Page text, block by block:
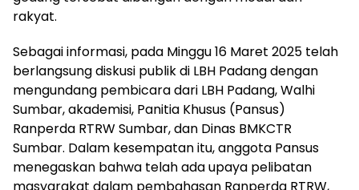
rakyat.
Sebagai informasi, pada Minggu 16 Maret 2025 telah
berlangsung diskusi publik di LBH Padang dengan
mengundang pembicara dari LBH Padang, Walhi
Sumbar, akademisi, Panitia Khusus (Pansus)
Ranperda RTRW Sumbar, dan Dinas BMKCTR
Sumbar. Dalam kesempatan itu, anggota Pansus
menegaskan bahwa telah ada upaya pelibatan